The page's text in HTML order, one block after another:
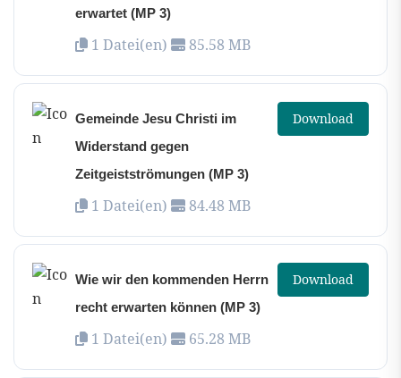
erwartet (MP 3)
1 Datei(en) 85.58 MB
Gemeinde Jesu Christi im
Widerstand gegen
Zeitgeistströmungen (MP 3)
1 Datei(en) 84.48 MB
Download
Wie wir den kommenden Herrn
recht erwarten können (MP 3)
1 Datei(en) 65.28 MB
Download